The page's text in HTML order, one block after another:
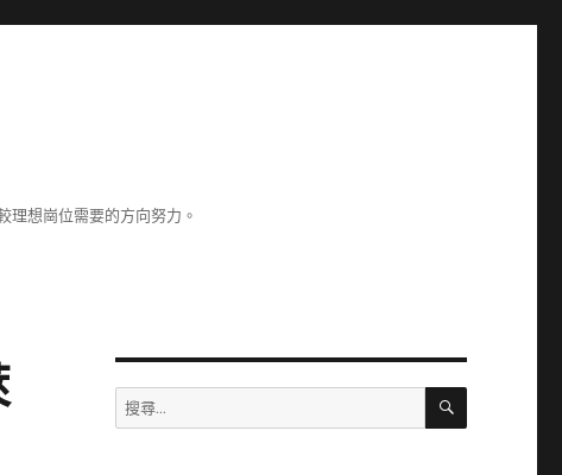
理想崗位需要的方向努力。
搜
尋
搜